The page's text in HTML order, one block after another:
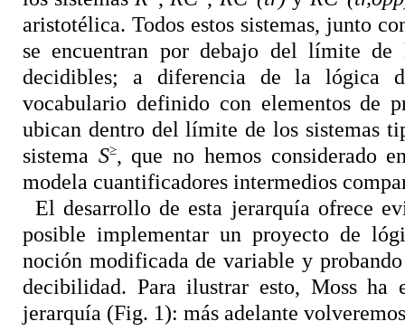
aristotélica. Todos estos sistemas, junto
se encuentran por debajo del límite de
decidibles; a diferencia de la lógica
vocabulario definido con elementos de
ubican dentro del límite de los sistemas
sistema S≥, que no hemos considerado
modela cuantificadores intermedios
El desarrollo de esta jerarquía ofrece
posible implementar un proyecto de
noción modificada de variable y
decibilidad. Para ilustrar esto, Moss ha
jerarquía (Fig. 1): más adelante